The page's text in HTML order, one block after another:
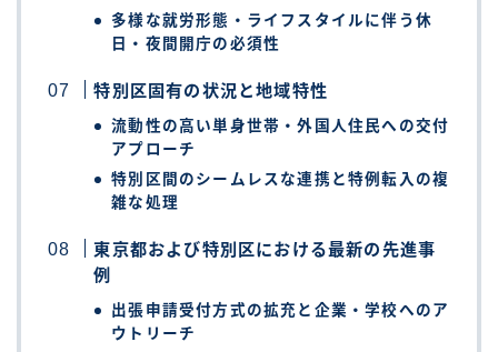
多様な就労形態・ライフスタイルに伴う休
日・夜間開庁の必須性
特別区固有の状況と地域特性
流動性の高い単身世帯・外国人住民への交付
アプローチ
特別区間のシームレスな連携と特例転入の複
雑な処理
東京都および特別区における最新の先進事
例
出張申請受付方式の拡充と企業・学校へのア
ウトリーチ